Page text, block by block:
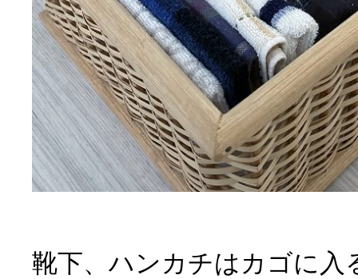
靴下、ハンカチはカゴに入